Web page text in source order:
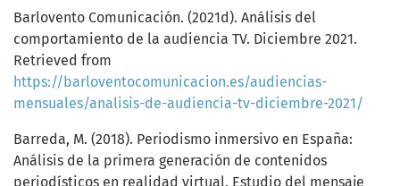
Barlovento Comunicación. (2021d). Análisis del
comportamiento de la audiencia TV. Diciembre 2021.
Retrieved from
https://barloventocomunicacion.es/audiencias-
mensuales/analisis-de-audiencia-tv-diciembre-2021/
Barreda, M. (2018). Periodismo inmersivo en España:
Análisis de la primera generación de contenidos
periodísticos en realidad virtual. Estudio del mensaje